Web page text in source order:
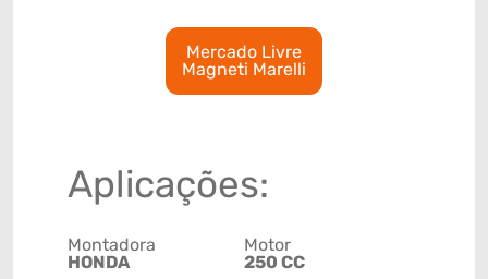
Mercado Livre
Magneti Marelli
Aplicações:
Montadora
HONDA
Motor
250 CC